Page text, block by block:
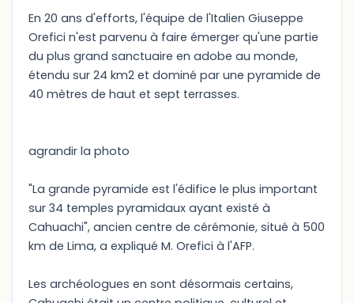
En 20 ans d'efforts, l'équipe de l'Italien Giuseppe
Orefici n'est parvenu à faire émerger qu'une partie
du plus grand sanctuaire en adobe au monde,
étendu sur 24 km2 et dominé par une pyramide de
40 mètres de haut et sept terrasses.
agrandir la photo
"La grande pyramide est l'édifice le plus important
sur 34 temples pyramidaux ayant existé à
Cahuachi", ancien centre de cérémonie, situé à 500
km de Lima, a expliqué M. Orefici à l'AFP.
Les archéologues en sont désormais certains,